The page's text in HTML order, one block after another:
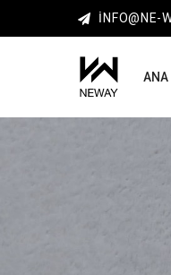
INFO@NE-
ANA